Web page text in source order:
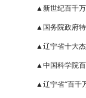
▲新世纪百千
▲国务院政府
▲辽宁省十大
▲中国科学院
▲辽宁省“百千